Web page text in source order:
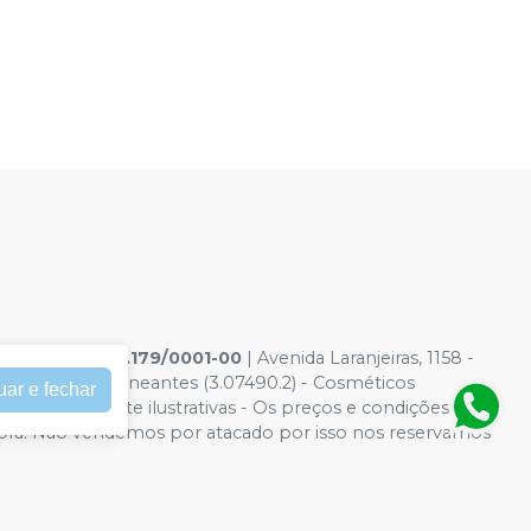
05.738.179/0001-00 | Avenida Laranjeiras, 1158 -
- Saneantes (3.07490.2) - Cosméticos
meramente ilustrativas - Os preços e condições da
Não vendemos por atacado por isso nos reservamos
e fechar